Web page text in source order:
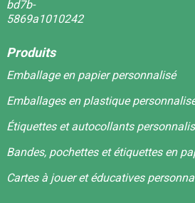
Produits
Emballage en papier personnalisé
Emballages en plastique
Étiquettes et autocollants
Bandes, pochettes et étiquettes en
Cartes à jouer et éducatives